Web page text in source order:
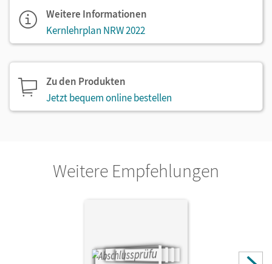
Weitere Informationen
Kernlehrplan NRW 2022
Zu den Produkten
Jetzt bequem online bestellen
Weitere Empfehlungen